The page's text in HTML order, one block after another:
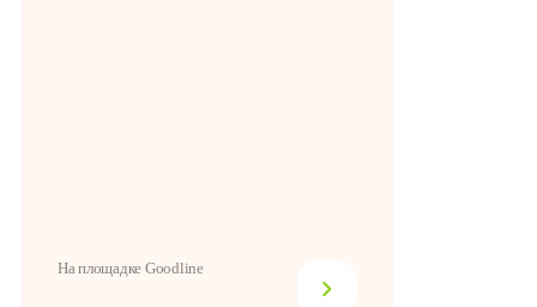
На площадке Goodline